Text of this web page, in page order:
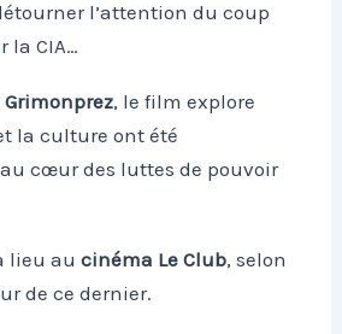
l’attention du coup
la CIA…
, le film explore
la culture ont été
cœur des luttes de pouvoir
lieu au cinéma Le Club, selon
de ce dernier.